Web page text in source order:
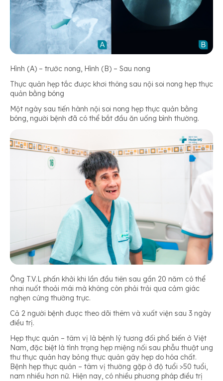
Hình (A) – trước nong, Hình (B) – Sau nong
Thực quản hẹp tắc được khơi thông sau nội soi nong hẹp thực
quản bằng bóng
Một ngày sau tiến hành nội soi nong hẹp thực quản bằng
bóng, người bệnh đã có thể bắt đầu ăn uống bình thường.
Ông T.V.L phấn khởi khi lần đầu tiên sau gần 20 năm có thể
nhai nuốt thoải mái mà không còn phải trải qua cảm giác
nghẹn cứng thường trực.
Cả 2 người bệnh được theo dõi thêm và xuất viện sau 3 ngày
điều trị.
Hẹp thực quản – tâm vị là bệnh lý tương đối phổ biến ở Việt
Nam, đặc biệt là tình trạng hẹp miệng nối sau phẫu thuật ung
thư thực quản hay bỏng thực quản gây hẹp do hóa chất.
Bệnh hẹp thực quản – tâm vị thường gặp ở độ tuổi >50 tuổi,
nam nhiều hơn nữ. Hiện nay, có nhiều phương pháp điều trị